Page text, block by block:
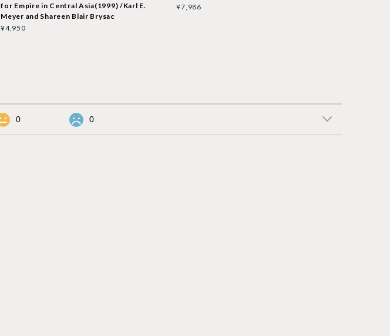
for Empire in Central Asia(1999) /Karl E.
Meyer and Shareen Blair Brysac
¥4,950
¥7,986
0 0